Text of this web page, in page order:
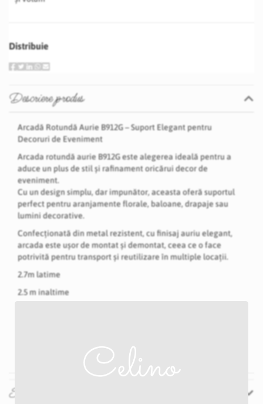
Distribuie
Descriere produs
Arcadă Rotundă Aurie B912G – Suport Elegant pentru
Decoruri de Eveniment
Arcada rotundă aurie B912G este alegerea ideală pentru a
aduce un plus de stil și rafinament oricărui decor de
eveniment.
Cu un design simplu, dar impunător, aceasta oferă suportul
perfect pentru aranjamente florale, baloane, drapaje sau
lumini decorative.
Confecționată din metal rezistent, cu finisaj auriu elegant,
arcada este ușor de montat și demontat, ceea ce o face
potrivită pentru transport și reutilizare în multiple locații.
2.7m latime
2.5 m inaltime
✔ Structură metalică durabilă – stabilă și ușor de asamblat
✔ Versatilă – poate fi decorată cu flori, baloane, materiale
vezi mai mult
Specificatii